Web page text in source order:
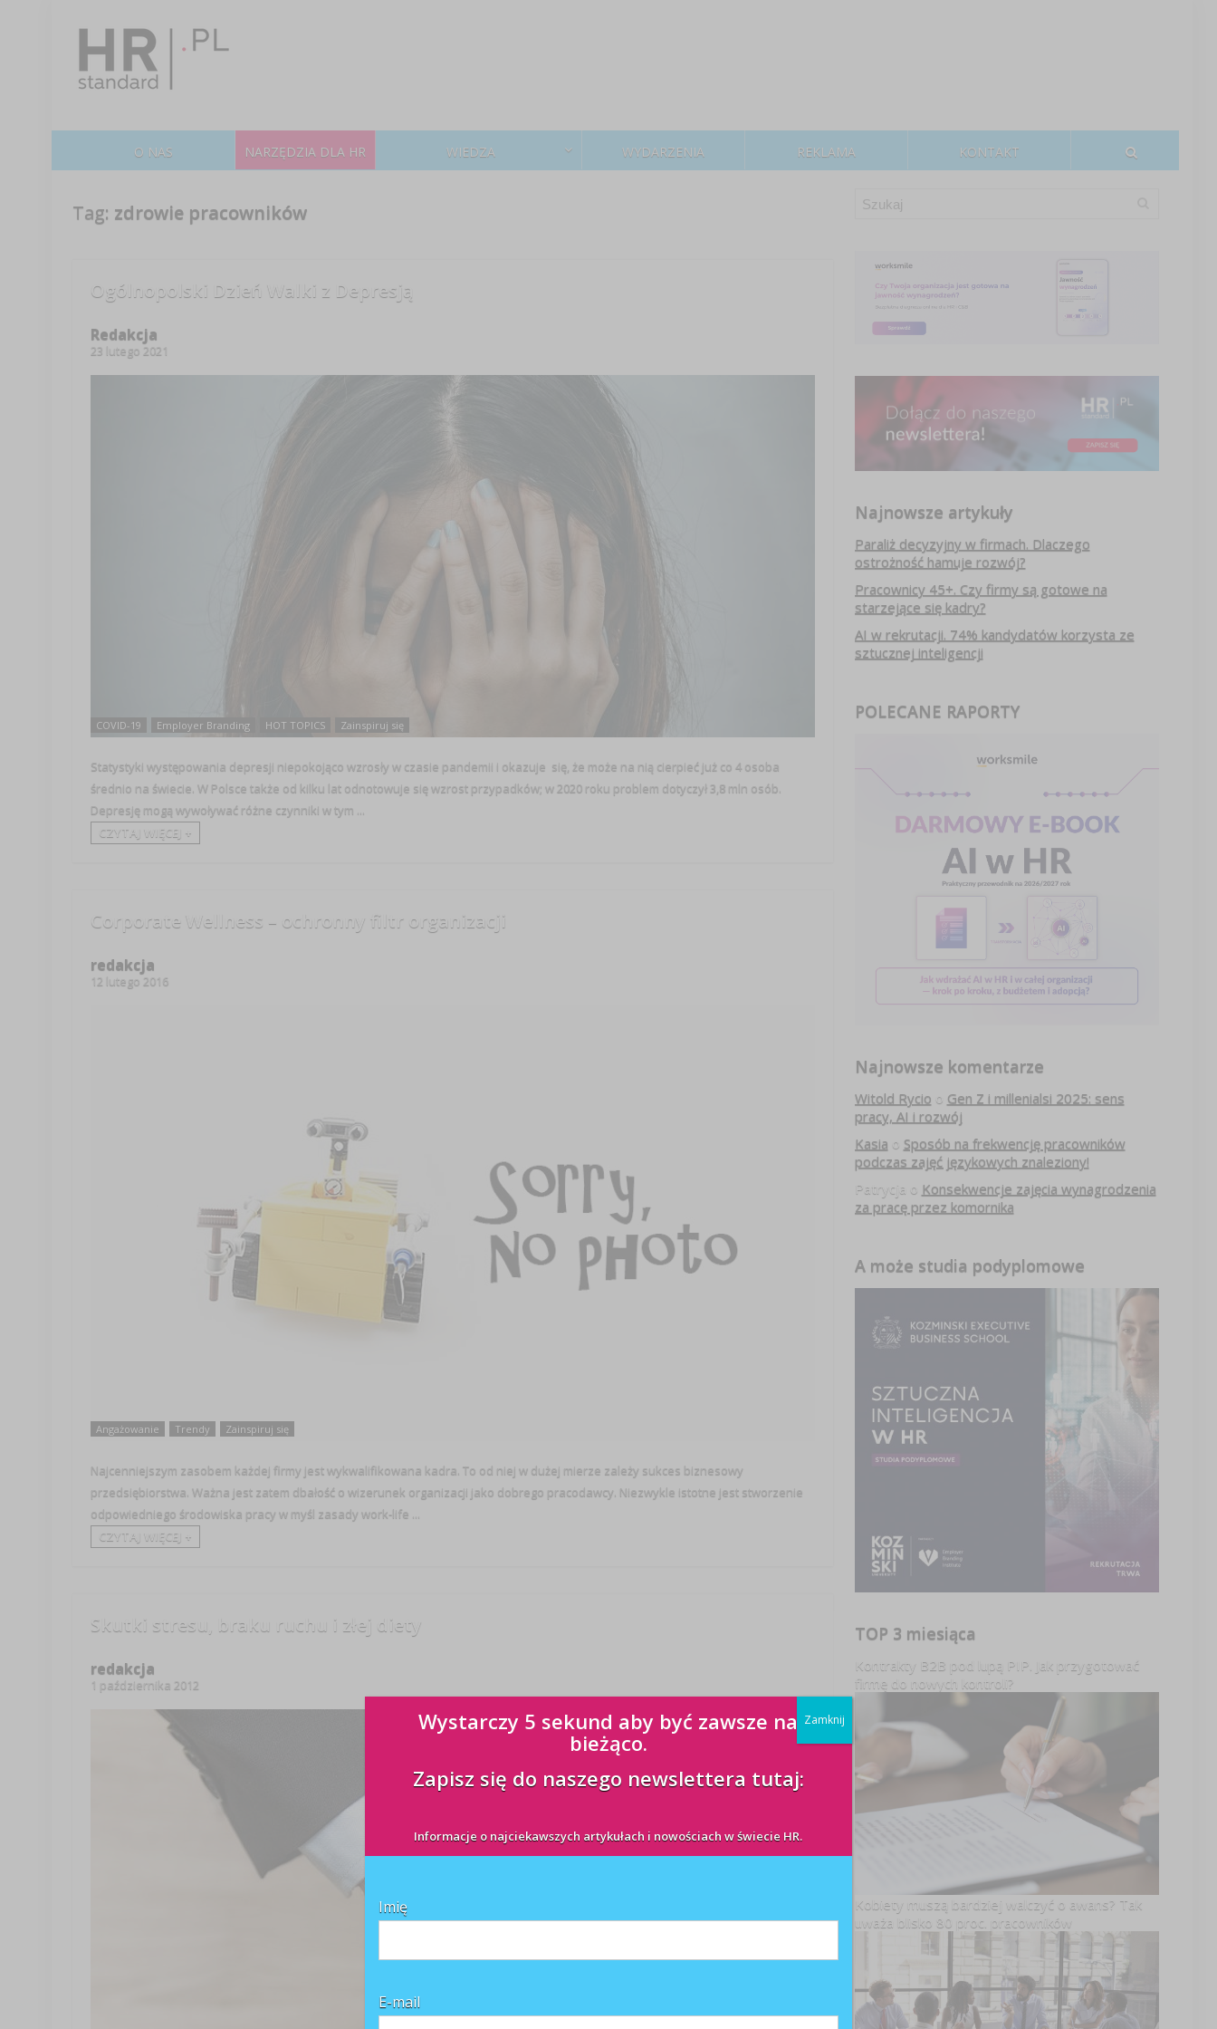
O NAS NARZĘDZIA DLA HR WIEDZA WYDARZENIA REKLAMA KONTAKT
Tag: zdrowie pracowników
Ogólnopolski Dzień Walki z Depresją
Redakcja
23 lutego 2021
COVID-19 Employer Branding HOT TOPICS Zainspiruj się
Statystyki występowania depresji niepokojąco wzrosły w czasie pandemii i okazuje się, że może na nią cierpieć już co 4 osoba
średnio na świecie. W Polsce także od kilku lat odnotowuje się wzrost przypadków; w 2020 roku problem dotyczył 3,8 mln osób.
Depresję mogą wywoływać różne czynniki w tym ...
CZYTAJ WIĘCEJ +
Corporate Wellness – ochronny filtr organizacji
redakcja
12 lutego 2016
Angażowanie Trendy Zainspiruj się
Najcenniejszym zasobem każdej firmy jest wykwalifikowana kadra. To od niej w dużej mierze zależy sukces biznesowy
przedsiębiorstwa. Ważna jest zatem dbałość o wizerunek organizacji jako dobrego pracodawcy. Niezwykle istotne jest stworzenie
odpowiedniego środowiska pracy w myśl zasady work-life ...
CZYTAJ WIĘCEJ +
Skutki stresu, braku ruchu i złej diety
redakcja
1 października 2012
Najnowsze artykuły
Paraliż decyzyjny w firmach. Dlaczego
ostrożność hamuje rozwój?
Pracownicy 45+. Czy firmy są gotowe na
starzejące się kadry?
AI w rekrutacji. 74% kandydatów korzysta ze
sztucznej inteligencji
POLECANE RAPORTY
Najnowsze komentarze
Witold Rycio o Gen Z i millenialsi 2025: sens
pracy, AI i rozwój
Kasia o Sposób na frekwencję pracowników
podczas zajęć językowych znaleziony!
Patrycja o Konsekwencje zajęcia wynagrodzenia
za pracę przez komornika
A może studia podyplomowe
TOP 3 miesiąca
Kontrakty B2B pod lupą PIP. Jak przygotować
firmę do nowych kontroli?
Kobiety muszą bardziej walczyć o awans? Tak
uważa blisko 80 proc. pracowników
Wystarczy 5 sekund aby być zawsze na
bieżąco.
Zapisz się do naszego newslettera tutaj:
Informacje o najciekawszych artykułach i nowościach w świecie HR.
Imię
E-mail
Zamknij